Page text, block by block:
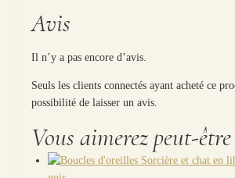
Avis
Il n’y a pas encore d’avis.
Seuls les clients connectés ayant acheté ce
possibilité de laisser un avis.
Vous aimerez peut-